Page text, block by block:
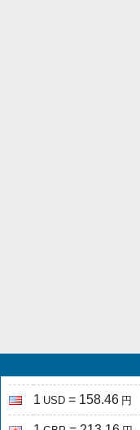
1 USD = 158.46 円